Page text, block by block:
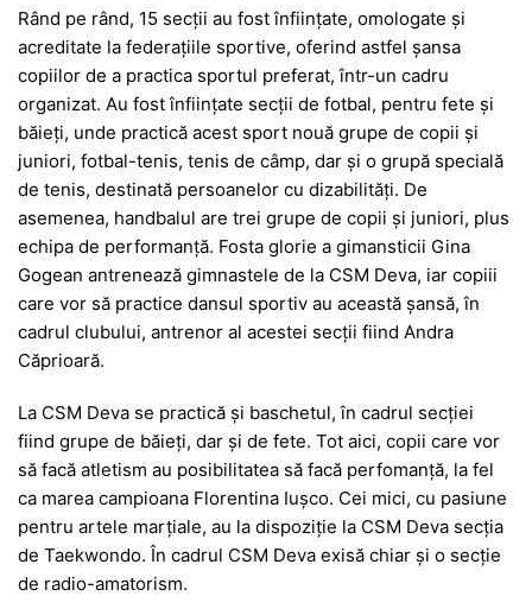
Rând pe rând, 15 secții au fost înființate, omologate și
acreditate la federațiile sportive, oferind astfel șansa
copiilor de a practica sportul preferat, într-un cadru
organizat. Au fost înființate secții de fotbal, pentru fete și
băieți, unde practică acest sport nouă grupe de copii și
juniori, fotbal-tenis, tenis de câmp, dar și o grupă specială
de tenis, destinată persoanelor cu dizabilități. De
asemenea, handbalul are trei grupe de copii și juniori, plus
echipa de performanță. Fosta glorie a gimansticii Gina
Gogean antrenează gimnastele de la CSM Deva, iar copiii
care vor să practice dansul sportiv au această șansă, în
cadrul clubului, antrenor al acestei secții fiind Andra
Căprioară.
La CSM Deva se practică și baschetul, în cadrul secției
fiind grupe de băieți, dar și de fete. Tot aici, copii care vor
să facă atletism au posibilitatea să facă perfomanță, la fel
ca marea campioana Florentina Iușco. Cei mici, cu pasiune
pentru artele marțiale, au la dispoziție la CSM Deva secția
de Taekwondo. În cadrul CSM Deva exisă chiar și o secție
de radio-amatorism.